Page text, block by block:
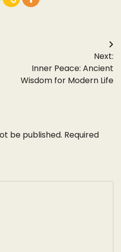
Next:
Inner Peace: Ancient
Wisdom for Modern Life
be published. Required